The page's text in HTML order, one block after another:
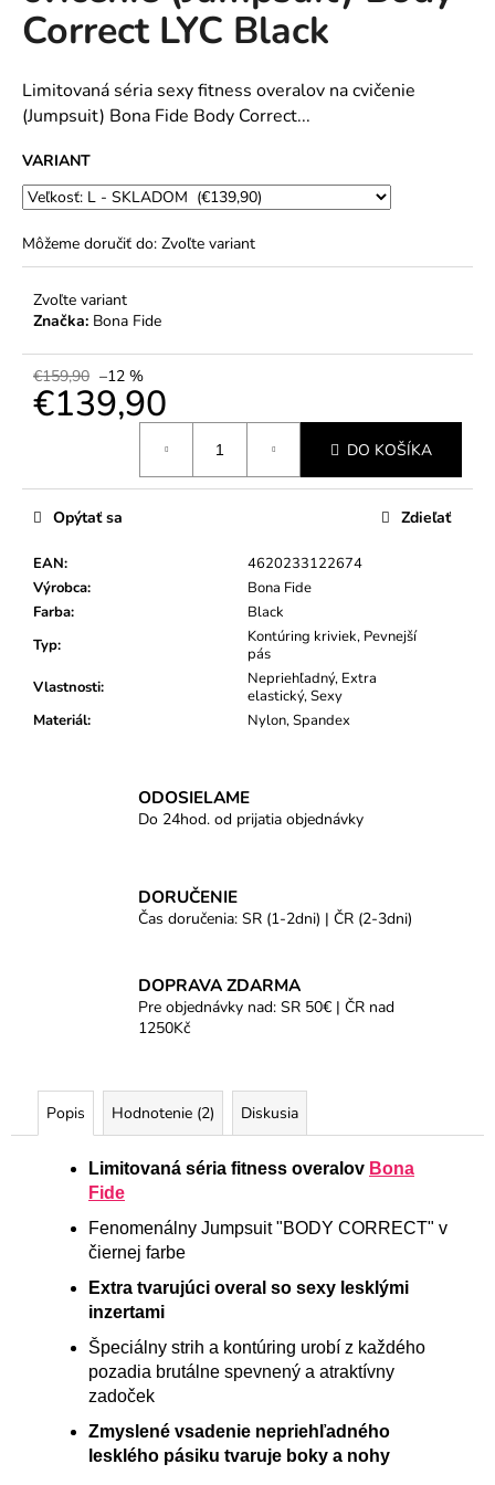
5
hviezdičiek.
Correct LYC Black
Limitovaná séria sexy fitness overalov na cvičenie
(Jumpsuit) Bona Fide Body Correct...
VARIANT
Môžeme doručiť do: Zvoľte variant
Zvoľte variant
Značka: Bona Fide
€159,90 –12 %
€139,90
DO KOŠÍKA
EAN:
4620233122674
Výrobca:
Bona Fide
Farba:
Black
Typ:
Kontúring kriviek, Pevnejší
pás
Vlastnosti:
Nepriehľadný, Extra
elastický, Sexy
Materiál: Nylon, Spandex
Opýtať sa Zdieľať
ODOSIELAME
Do 24hod. od prijatia objednávky
DORUČENIE
Čas doručenia: SR (1-2dni) | ČR (2-3dni)
DOPRAVA ZDARMA
Pre objednávky nad: SR 50€ | ČR nad
1250Kč
Popis Hodnotenie (2) Diskusia
Limitovaná séria fitness overalov Bona
Fide
Fenomenálny Jumpsuit "BODY CORRECT" v
čiernej farbe
Extra tvarujúci overal so sexy lesklými
inzertami
Špeciálny strih a kontúring urobí z každého
pozadia brutálne spevnený a atraktívny
zadoček
Zmyslené vsadenie nepriehľadného
lesklého pásiku tvaruje boky a nohy
a
m
e